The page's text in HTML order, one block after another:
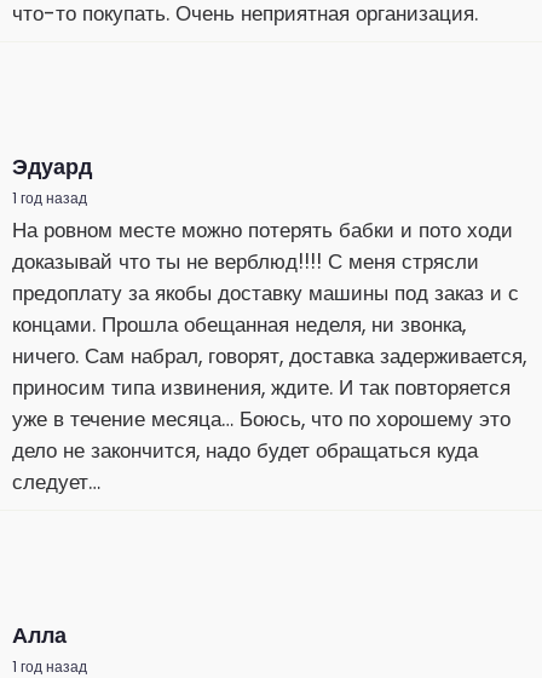
что-то покупать. Очень неприятная организация.
Эдуард
1 год назад
На ровном месте можно потерять бабки и пото ходи
доказывай что ты не верблюд!!!! С меня стрясли
предоплату за якобы доставку машины под заказ и с
концами. Прошла обещанная неделя, ни звонка,
ничего. Сам набрал, говорят, доставка задерживается,
приносим типа извинения, ждите. И так повторяется
уже в течение месяца… Боюсь, что по хорошему это
дело не закончится, надо будет обращаться куда
следует…
Алла
1 год назад